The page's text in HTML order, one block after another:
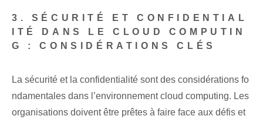
3. SÉCURITÉ ET CONFIDENTIAL
ITÉ DANS LE CLOUD COMPUTIN
G : CONSIDÉRATIONS CLÉS
La sécurité et la confidentialité sont des considérations fo
ndamentales dans l’environnement cloud computing. Les
organisations doivent être prêtes à faire face aux défis et